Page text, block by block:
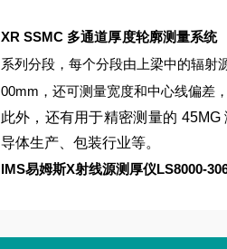
凑坚固的设计，工作范围为 ±2mm，
轻松集成到狭窄的生产线中。控制器
护等级为 IP40，传感器防护等级为
5，适用于工业环境，也可在洁净室
真空等特殊环境中使用。
XR SSMC 多通道厚度轮廓测量系统
系列分段，每个分段由上梁中的辐射
00mm，还可测量宽度和中心线偏差
此外，还有用于精密测量的 45MG
导体生产、包装行业等。
IMS易姆斯X射线源测厚仪LS8000-